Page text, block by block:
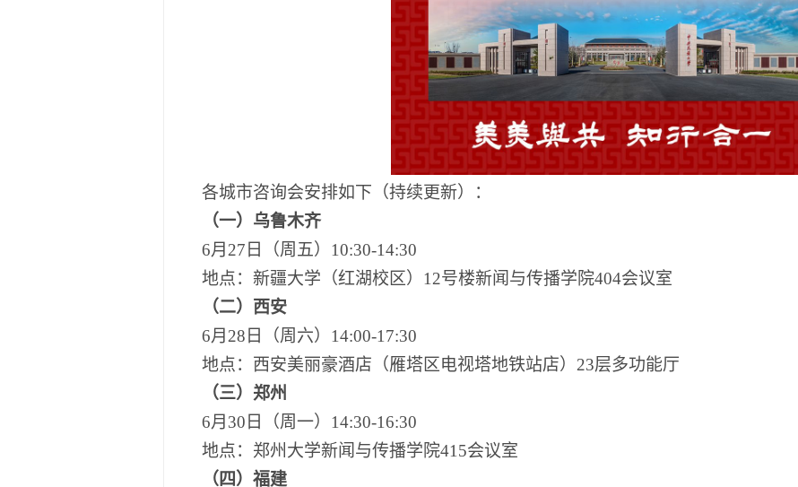
各城市咨询会安排如下（持续更新）：
（一）乌鲁木齐
6月27日（周五）10:30-14:30
地点： 新疆大学 （红湖校区 ） 12号楼新闻与传播学院404会议室
（二）西安
6月28日（周六） 14:00-17:30
地点： 西安美丽豪酒店 （雁塔区电视塔地铁站店） 23层多功能厅
（三）郑州
6月30日（周一）14:30-16:30
地点： 郑州大学新闻与传播学院415会议室
（ 四 ）福建